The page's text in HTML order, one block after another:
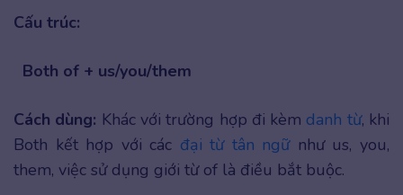
Cấu trúc:
Both of + us/you/them
Cách dùng: Khác với trường hợp đi kèm danh từ, khi
Both kết hợp với các đại từ tân ngữnhư us, you,
them, việc sử dụng giới từ of là điều bắt buộc.